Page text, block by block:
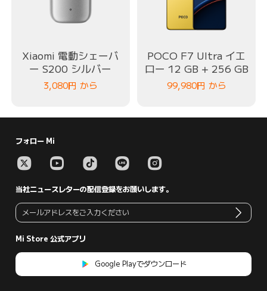
Xiaomi 電動シェーバ
ー S200 シルバー
3,080円 から
POCO F7 Ultra イエ
ロー 12 GB + 256 GB
99,980円 から
フォロー Mi
当社ニュースレターの配信登録をお願いします。
Mi Store 公式アプリ
Google Playでダウンロード